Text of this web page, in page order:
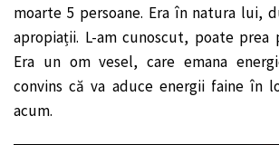
moarte 5 persoane. Era în natura lui,
apropiații. L-am cunoscut, poate prea
Era un om vesel, care emana
convins că va aduce energii faine în
acum.